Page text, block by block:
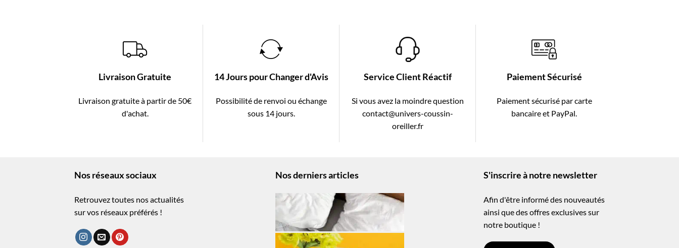
Livraison Gratuite
Livraison gratuite à partir de 50€
d'achat.
14 Jours pour Changer d'Avis
Possibilité de renvoi ou échange
sous 14 jours.
Service Client Réactif
Si vous avez la moindre question
contact@univers-coussin-
oreiller.fr
Paiement Sécurisé
Paiement sécurisé par carte
bancaire et PayPal.
Nos réseaux sociaux
Retrouvez toutes nos actualités
sur vos réseaux préférés !
Nos derniers articles S'inscrire à notre newsletter
Afin d'être informé des nouveautés
ainsi que des offres exclusives sur
notre boutique !